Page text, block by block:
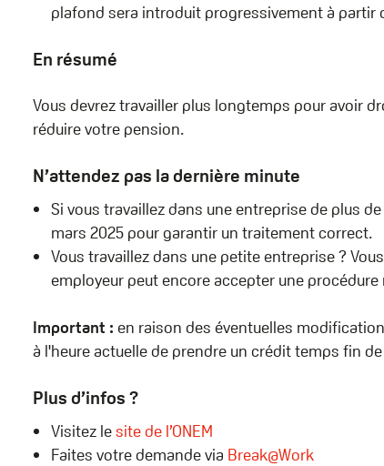
plafond sera introduit progressivement à partir
En résumé
Vous devrez travailler plus longtemps pour avoir
réduire votre pension.
N’attendez pas la dernière minute
Si vous travaillez dans une entreprise de plus
mars 2025 pour garantir un traitement correct.
Vous travaillez dans une petite entreprise ?
employeur peut encore accepter une procédure
Important : en raison des éventuelles
à l'heure actuelle de prendre un crédit temps fin
Plus d’infos ?
Visitez lesite de l’ONEM
Faites votre demande via Break@Work